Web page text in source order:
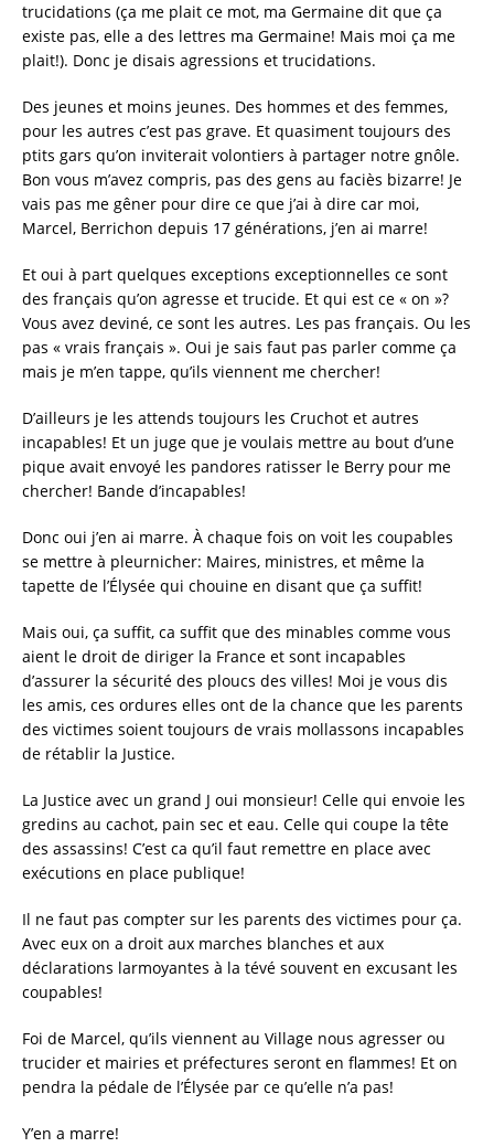
trucidations (ça me plait ce mot, ma Germaine dit que ça
existe pas, elle a des lettres ma Germaine! Mais moi ça me
plait!). Donc je disais agressions et trucidations.
Des jeunes et moins jeunes. Des hommes et des femmes,
pour les autres c’est pas grave. Et quasiment toujours des
ptits gars qu’on inviterait volontiers à partager notre gnôle.
Bon vous m’avez compris, pas des gens au faciès bizarre! Je
vais pas me gêner pour dire ce que j’ai à dire car moi,
Marcel, Berrichon depuis 17 générations, j’en ai marre!
Et oui à part quelques exceptions exceptionnelles ce sont
des français qu’on agresse et trucide. Et qui est ce « on »?
Vous avez deviné, ce sont les autres. Les pas français. Ou les
pas « vrais français ». Oui je sais faut pas parler comme ça
mais je m’en tappe, qu’ils viennent me chercher!
D’ailleurs je les attends toujours les Cruchot et autres
incapables! Et un juge que je voulais mettre au bout d’une
pique avait envoyé les pandores ratisser le Berry pour me
chercher! Bande d’incapables!
Donc oui j’en ai marre. À chaque fois on voit les coupables
se mettre à pleurnicher: Maires, ministres, et même la
tapette de l’Élysée qui chouine en disant que ça suffit!
Mais oui, ça suffit, ca suffit que des minables comme vous
aient le droit de diriger la France et sont incapables
d’assurer la sécurité des ploucs des villes! Moi je vous dis
les amis, ces ordures elles ont de la chance que les parents
des victimes soient toujours de vrais mollassons incapables
de rétablir la Justice.
La Justice avec un grand J oui monsieur! Celle qui envoie les
gredins au cachot, pain sec et eau. Celle qui coupe la tête
des assassins! C’est ca qu’il faut remettre en place avec
exécutions en place publique!
Il ne faut pas compter sur les parents des victimes pour ça.
Avec eux on a droit aux marches blanches et aux
déclarations larmoyantes à la tévé souvent en excusant les
coupables!
Foi de Marcel, qu’ils viennent au Village nous agresser ou
trucider et mairies et préfectures seront en flammes! Et on
pendra la pédale de l’Élysée par ce qu’elle n’a pas!
Y’en a marre!